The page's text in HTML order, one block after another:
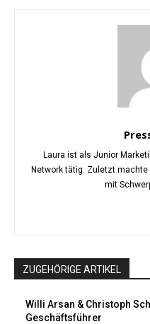
Laura ist als Junior
Network tätig. Zuletzt
mit
ZUGEHÖRIGE ARTIKEL
Willi Arsan & Christoph
Geschäftsführer